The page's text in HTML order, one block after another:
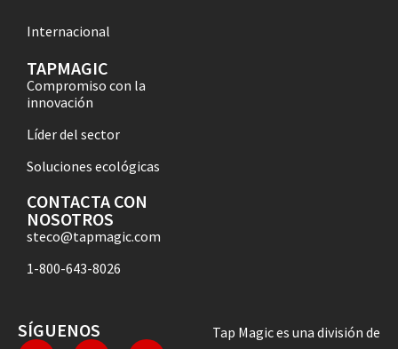
Internacional
TAPMAGIC
Compromiso con la
innovación
Líder del sector
Soluciones ecológicas
CONTACTA CON
NOSOTROS
steco@tapmagic.com
1-800-643-8026
SÍGUENOS
Tap Magic es una división de